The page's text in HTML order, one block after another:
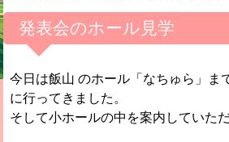
発表会のホール見学
今日は飯山 のホール「なちゅら」ま
に行ってきました。
そして小ホールの中を案内していた